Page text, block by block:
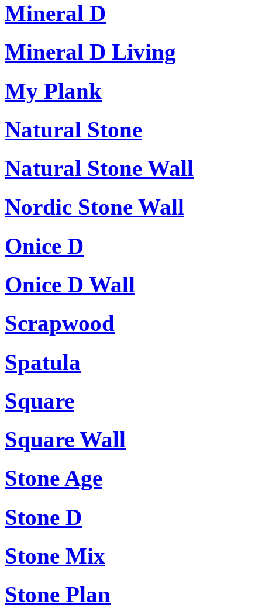
Mineral D
Mineral D Living
My Plank
Natural Stone
Natural Stone Wall
Nordic Stone Wall
Onice D
Onice D Wall
Scrapwood
Spatula
Square
Square Wall
Stone Age
Stone D
Stone Mix
Stone Plan